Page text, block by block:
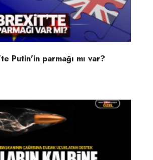
Putin'in parmağı mı var?